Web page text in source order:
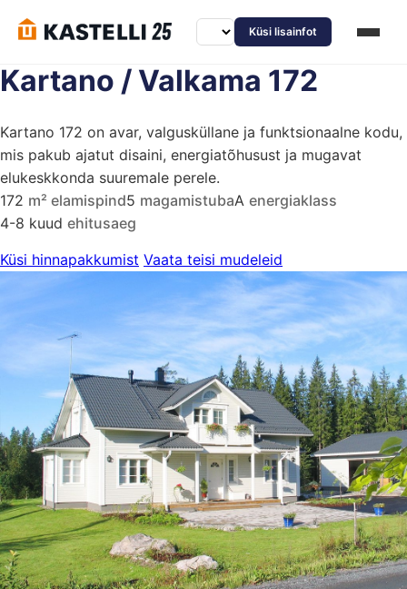
Küsi lisainfot
Kartano / Valkama 172
Kartano 172 on avar, valgusküllane ja funktsionaalne kodu,
mis pakub ajatut disaini, energiatõhusust ja mugavat
elukeskkonda suuremale perele.
172 m² elamispind5 magamistubaA energiaklass
4-8 kuud ehitusaeg
Küsi hinnapakkumist Vaata teisi mudeleid